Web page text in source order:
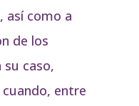
así como a
de los
caso,
entre